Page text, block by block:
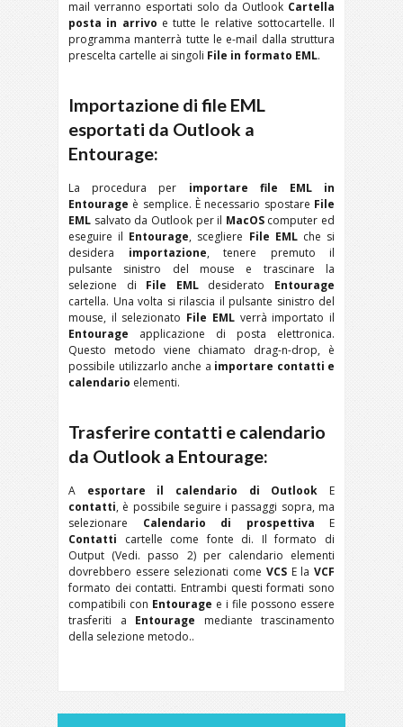
mail verranno esportati solo da Outlook Cartella
posta in arrivo e tutte le relative sottocartelle. Il
programma manterrà tutte le e-mail dalla struttura
prescelta cartelle ai singoli File in formato EML.
Importazione di file EML
esportati da Outlook a
Entourage:
La procedura per importare file EML in
Entourage è semplice. È necessario spostare File
EML salvato da Outlook per il MacOScomputer ed
eseguire il Entourage, scegliere File EMLche si
desidera importazione, tenere premuto il
pulsante sinistro del mouse e trascinare la
selezione di File EMLdesiderato Entourage
cartella. Una volta si rilascia il pulsante sinistro del
mouse, il selezionato File EMLverrà importato il
Entourage applicazione di posta elettronica.
Questo metodo viene chiamato drag-n-drop, è
possibile utilizzarlo anche a importare contatti e
calendario elementi.
Trasferire contatti e calendario
da Outlook a Entourage:
A esportare il calendario di Outlook E
contatti, è possibile seguire i passaggi sopra, ma
selezionare Calendario di prospettiva E
Contatti cartelle come fonte di. Il formato di
Output (Vedi. passo 2) per calendario elementi
dovrebbero essere selezionati come VCSE laVCF
formato dei contatti. Entrambi questi formati sono
compatibili con Entourage e i file possono essere
trasferiti a Entourage mediante trascinamento
della selezione metodo..